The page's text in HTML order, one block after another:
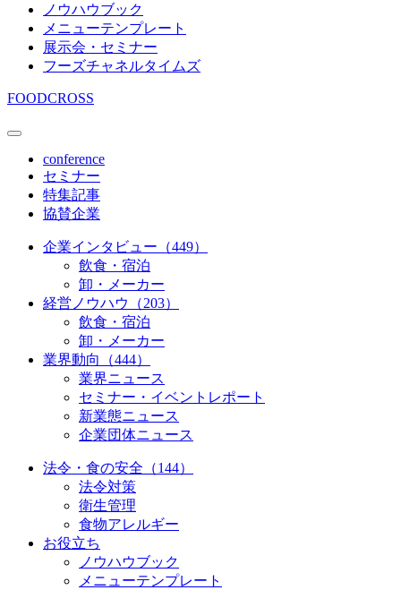
ノウハウブック
メニューテンプレート
展示会・セミナー
フーズチャネルタイムズ
FOODCROSS
conference
セミナー
特集記事
協賛企業
企業インタビュー（449）
飲食・宿泊
卸・メーカー
経営ノウハウ（203）
飲食・宿泊
卸・メーカー
業界動向（444）
業界ニュース
セミナー・イベントレポート
新業態ニュース
企業団体ニュース
法令・食の安全（144）
法令対策
衛生管理
食物アレルギー
お役立ち
ノウハウブック
メニューテンプレート